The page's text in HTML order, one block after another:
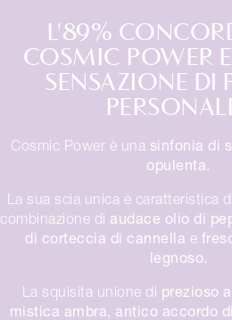
L'89%
COSMIC POWER
SENSAZIONE DI
Cosmic Power è una sinfonia di
opulenta.
La sua scia unica e caratteristica
combinazione di audace olio di
di corteccia di cannella e
legnoso.
La squisita unione di prezioso
mistica ambra, antico accordo